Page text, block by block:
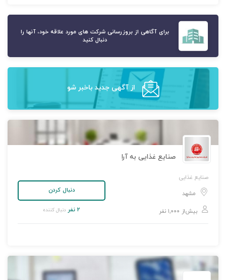
برای آگاهی از بروزرسانی شرکت های مورد علاقه خود، آنها را
دنبال کنید
از آگهی‌ جدید باخبر شو
صنایع غذایی به آرا
صنایع غذایی
مشهد
بیش‌از ۱,۰۰۰ نفر
دنبال کردن
۲ نفر دنبال کننده